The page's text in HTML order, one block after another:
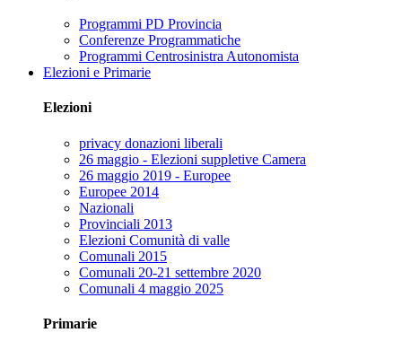
Programmi PD Provincia
Conferenze Programmatiche
Programmi Centrosinistra Autonomista
Elezioni e Primarie
Elezioni
privacy donazioni liberali
26 maggio - Elezioni suppletive Camera
26 maggio 2019 - Europee
Europee 2014
Nazionali
Provinciali 2013
Elezioni Comunità di valle
Comunali 2015
Comunali 20-21 settembre 2020
Comunali 4 maggio 2025
Primarie